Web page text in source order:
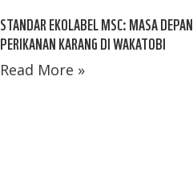
STANDAR EKOLABEL MSC: MASA DEPAN
PERIKANAN KARANG DI WAKATOBI
Read More »